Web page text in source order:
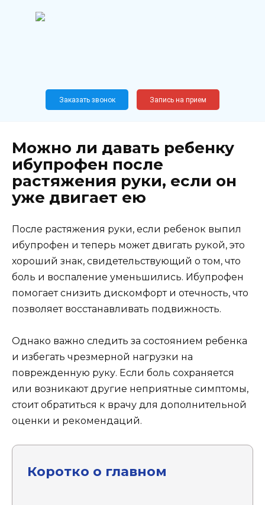
Новослободская, 62, к12
Заказать звонок Запись на прием
Можно ли давать ребенку
ибупрофен после
растяжения руки, если он
уже двигает ею
После растяжения руки, если ребенок выпил
ибупрофен и теперь может двигать рукой, это
хороший знак, свидетельствующий о том, что
боль и воспаление уменьшились. Ибупрофен
помогает снизить дискомфорт и отечность, что
позволяет восстанавливать подвижность.
Однако важно следить за состоянием ребенка
и избегать чрезмерной нагрузки на
поврежденную руку. Если боль сохраняется
или возникают другие неприятные симптомы,
стоит обратиться к врачу для дополнительной
оценки и рекомендаций.
Коротко о главном